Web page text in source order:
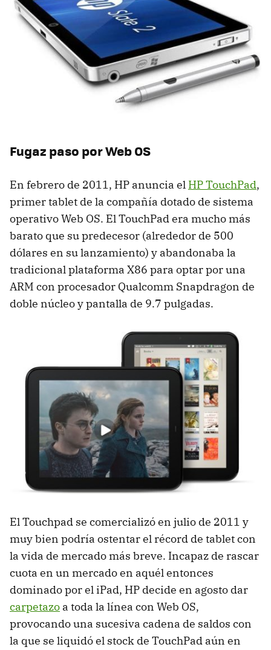
Fugaz paso por Web OS
En febrero de 2011, HP anuncia el HP TouchPad,
primer tablet de la compañía dotado de sistema
operativo Web OS. El TouchPad era mucho más
barato que su predecesor (alrededor de 500
dólares en su lanzamiento) y abandonaba la
tradicional plataforma X86 para optar por una
ARM con procesador Qualcomm Snapdragon de
doble núcleo y pantalla de 9.7 pulgadas.
El Touchpad se comercializó en julio de 2011 y
muy bien podría ostentar el récord de tablet con
la vida de mercado más breve. Incapaz de rascar
cuota en un mercado en aquél entonces
dominado por el iPad, HP decide en agosto dar
carpetazo a toda la línea con Web OS,
provocando una sucesiva cadena de saldos con
la que se liquidó el stock de TouchPad aún en